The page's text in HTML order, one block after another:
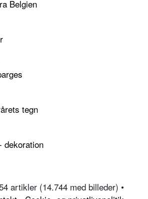
Belgien
tegn
dekoration
artikler (14.744 med billeder) •